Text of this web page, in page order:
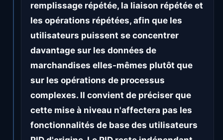
remplissage répétée, la liaison répétée et
les opérations répétées, afin que les
utilisateurs puissent se concentrer
davantage sur les données de
marchandises elles-mêmes plutôt que
sur les opérations de processus
complexes. Il convient de préciser que
cette mise à niveau n'affectera pas les
fonctionnalités de base des utilisateurs